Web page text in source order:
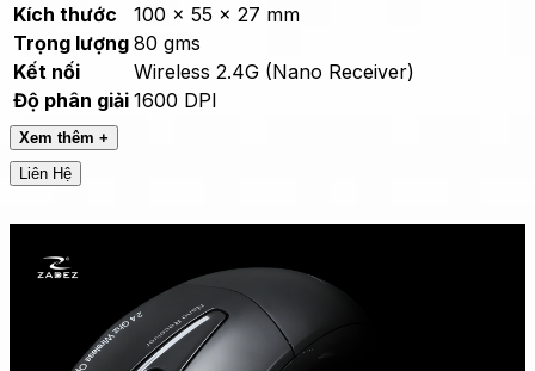
Kích thước
100 x 55 x 27 mm
Trọng lượng 80 gms
Kết nối
Wireless 2.4G (Nano Receiver)
Độ phân giải 1600 DPI
Xem thêm +
Liên Hệ